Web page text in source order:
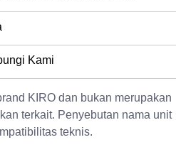
Kami
KIRO dan bukan merupakan
terkait. Penyebutan nama unit
teknis.